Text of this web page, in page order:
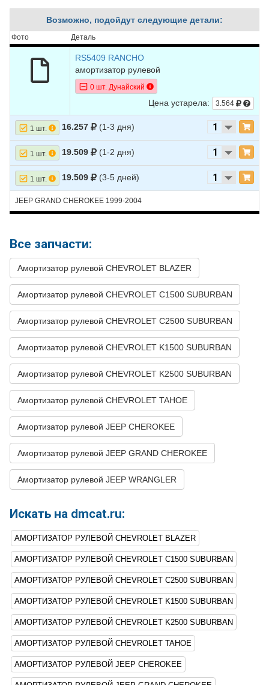
CHEVROLET BLAZER
Turbocharged
7 CHEVROLET BLAZER 1993 V8 5.7L
CHEVROLET BLAZER 1993
10 CHEVROLET BLAZER 1991 V8 5.7L
11 CHEVROLET BLAZER 1991 V8 6.2L DIESEL
12 CHEVROLET BLAZER
13 CHEVROLET BLAZER V8 6.2L DIESEL
14 CHEVROLET BLAZER
16 CHEVROLET
17 CHEVROLET BLAZER 1988 V8 5.7L
CHEVROLET
SUBURBAN
20 CHEVROLET
C1500
SUBURBAN
1998
V8 6.5L DIESEL -
Turbocharged
21 CHEVROLET
C1500
SUBURBAN
1997 V8 5.7L
SUBURBAN
V8 6.5L DIESEL -
Turbocharged
23 CHEVROLET
C1500
SUBURBAN
1996
24 CHEVROLET
C1500
SUBURBAN
1996
V8 6.5L DIESEL -
Turbocharged
CHEVROLET
26 CHEVROLET
C1500
27 CHEVROLET
C1500
SUBURBAN
1994 V8 5.7L
28 CHEVROLET
C1500
SUBURBAN
1994
V8 6.5L DIESEL -
Turbocharged
29 CHEVROLET
C1500
SUBURBAN
1993 V8 5.7L
30 CHEVROLET
C1500
SUBURBAN
1992 V8 5.7L
31 CHEVROLET
C2500
SUBURBAN
1998 V8 5.7L
Возможно, подойдут следующие детали:
Фото Деталь
RS5409 RANCHO
амортизатор рулевой
0 шт. Дунайский
Цена устарела: 3.564
1 шт. 16.257 (1-3 дня)
1 шт. 19.509 (1-2 дня)
1 шт. 19.509 (3-5 дней)
JEEP GRAND CHEROKEE 1999-2004
Все запчасти:
Амортизатор рулевой CHEVROLET BLAZER
Амортизатор рулевой CHEVROLET C1500 SUBURBAN
Амортизатор рулевой CHEVROLET C2500 SUBURBAN
Амортизатор рулевой CHEVROLET K1500 SUBURBAN
Амортизатор рулевой CHEVROLET K2500 SUBURBAN
Амортизатор рулевой CHEVROLET TAHOE
Амортизатор рулевой JEEP CHEROKEE
Амортизатор рулевой JEEP GRAND CHEROKEE
Амортизатор рулевой JEEP WRANGLER
Искать на dmcat.ru:
АМОРТИЗАТОР РУЛЕВОЙ CHEVROLET BLAZER
АМОРТИЗАТОР РУЛЕВОЙ CHEVROLET C1500 SUBURBAN
АМОРТИЗАТОР РУЛЕВОЙ CHEVROLET C2500 SUBURBAN
АМОРТИЗАТОР РУЛЕВОЙ CHEVROLET K1500 SUBURBAN
АМОРТИЗАТОР РУЛЕВОЙ CHEVROLET K2500 SUBURBAN
АМОРТИЗАТОР РУЛЕВОЙ CHEVROLET TAHOE
АМОРТИЗАТОР РУЛЕВОЙ JEEP CHEROKEE